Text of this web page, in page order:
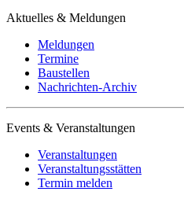
Aktuelles & Meldungen
Meldungen
Termine
Baustellen
Nachrichten-Archiv
Events & Veranstaltungen
Veranstaltungen
Veranstaltungsstätten
Termin melden